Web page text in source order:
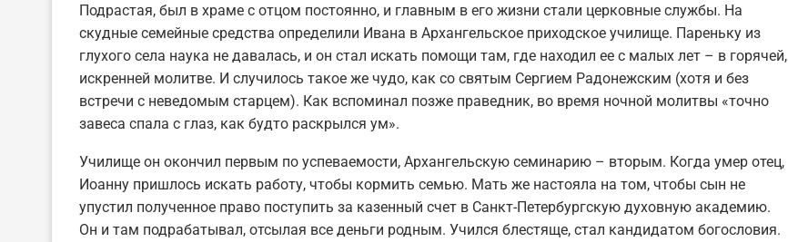
Подрастая, был в храме с отцом постоянно, и главным в его жизни стали церковные службы. На
скудные семейные средства определили Ивана в Архангельское приходское училище. Пареньку из
глухого села наука не давалась, и он стал искать помощи там, где находил ее с малых лет – в горячей,
искренней молитве. И случилось такое же чудо, как со святым Сергием Радонежским (хотя и без
встречи с неведомым старцем). Как вспоминал позже праведник, во время ночной молитвы «точно
завеса спала с глаз, как будто раскрылся ум».
Училище он окончил первым по успеваемости, Архангельскую семинарию – вторым. Когда умер отец,
Иоанну пришлось искать работу, чтобы кормить семью. Мать же настояла на том, чтобы сын не
упустил полученное право поступить за казенный счет в Санкт-Петербургскую духовную академию.
Он и там подрабатывал, отсылая все деньги родным. Учился блестяще, стал кандидатом богословия.